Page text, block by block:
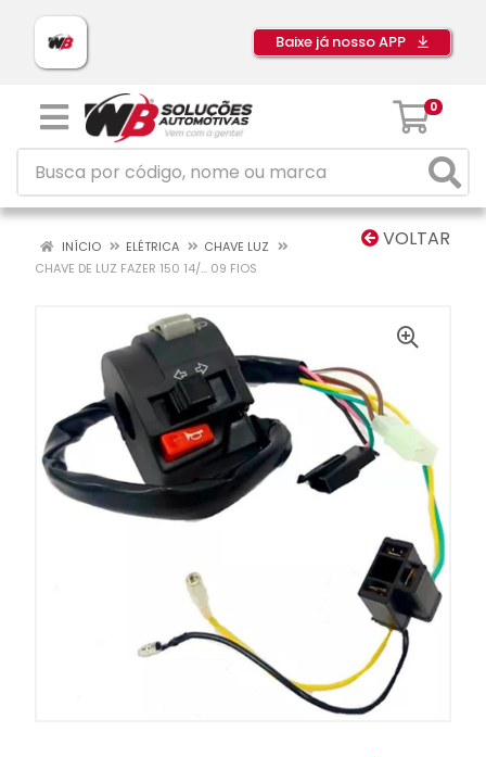
Baixe já nosso APP
0
VOLTAR
INÍCIO ELÉTRICA
CHAVE LUZ
CHAVE DE LUZ FAZER 150 14/... 09 FIOS